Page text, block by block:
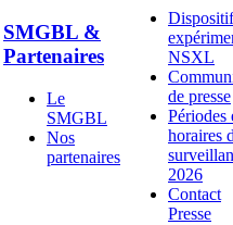
SMGBL &
Partenaires
Le
SMGBL
Nos
partenaires
Dispositif
NSXL
de presse
Périodes
horaires
2026
Contact
Presse